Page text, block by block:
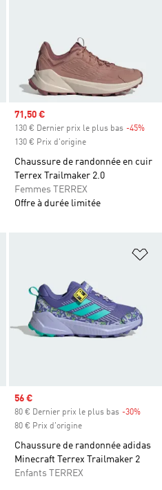
Prix soldé
71,50 €
130 € Dernier prix le plus bas -45%
130 € Prix d'origine
Chaussure de randonnée en cuir
Terrex Trailmaker 2.0
Femmes TERREX
Offre à durée limitée
Ajouter à la Liste de produits
Prix soldé
56 €
80 € Dernier prix le plus bas -30%
80 € Prix d'origine
Chaussure de randonnée adidas
Minecraft Terrex Trailmaker 2
Enfants TERREX